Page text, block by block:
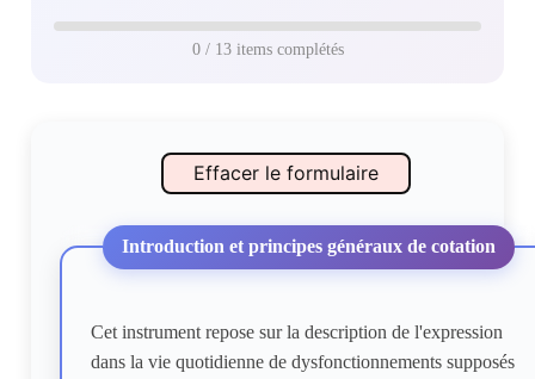
0 / 13 items complétés
Effacer le formulaire
Introduction et principes généraux de cotation
Cet instrument repose sur la description de l'expression
dans la vie quotidienne de dysfonctionnements supposés